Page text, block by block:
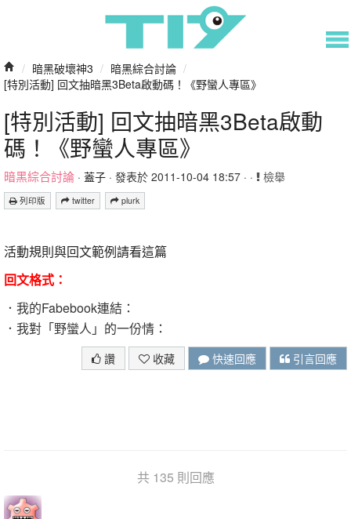
/ 暗黑破壞神3 / 暗黑綜合討論 /
[特別活動] 回文抽暗黑3Beta啟動碼！《野蠻人專區》
[特別活動] 回文抽暗黑3Beta啟動
碼！《野蠻人專區》
暗黑綜合討論 · 蓋子 · 發表於 2011-10-04 18:57 · · 檢舉
列印版 twitter plurk
活動規則與回文範例請看這篇
回文格式：
．我的Fabebook連結：
．我對「野蠻人」的一份情：
讚 收藏 快速回應 引言回應
共 135 則回應